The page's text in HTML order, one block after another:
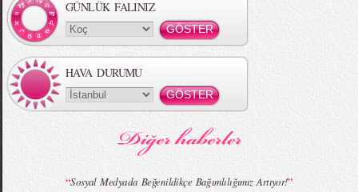
MBFWI - Gülçin Çengel 2015 Yaz
MBFWI - Zeynep Erdoğan 2015 Yaz
GÜNLÜK FALINIZ
HAVA DURUMU
“Sosyal Medyada Beğenildikçe Bağımlılığımız Artıyor!”